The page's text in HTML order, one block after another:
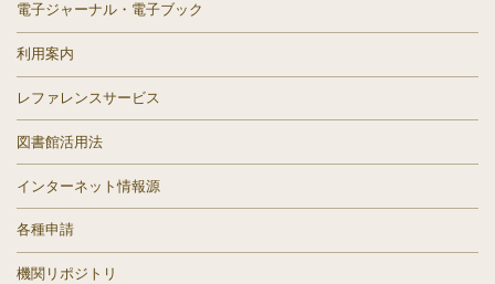
電子ジャーナル・電子ブック
利用案内
レファレンスサービス
図書館活用法
インターネット情報源
各種申請
機関リポジトリ